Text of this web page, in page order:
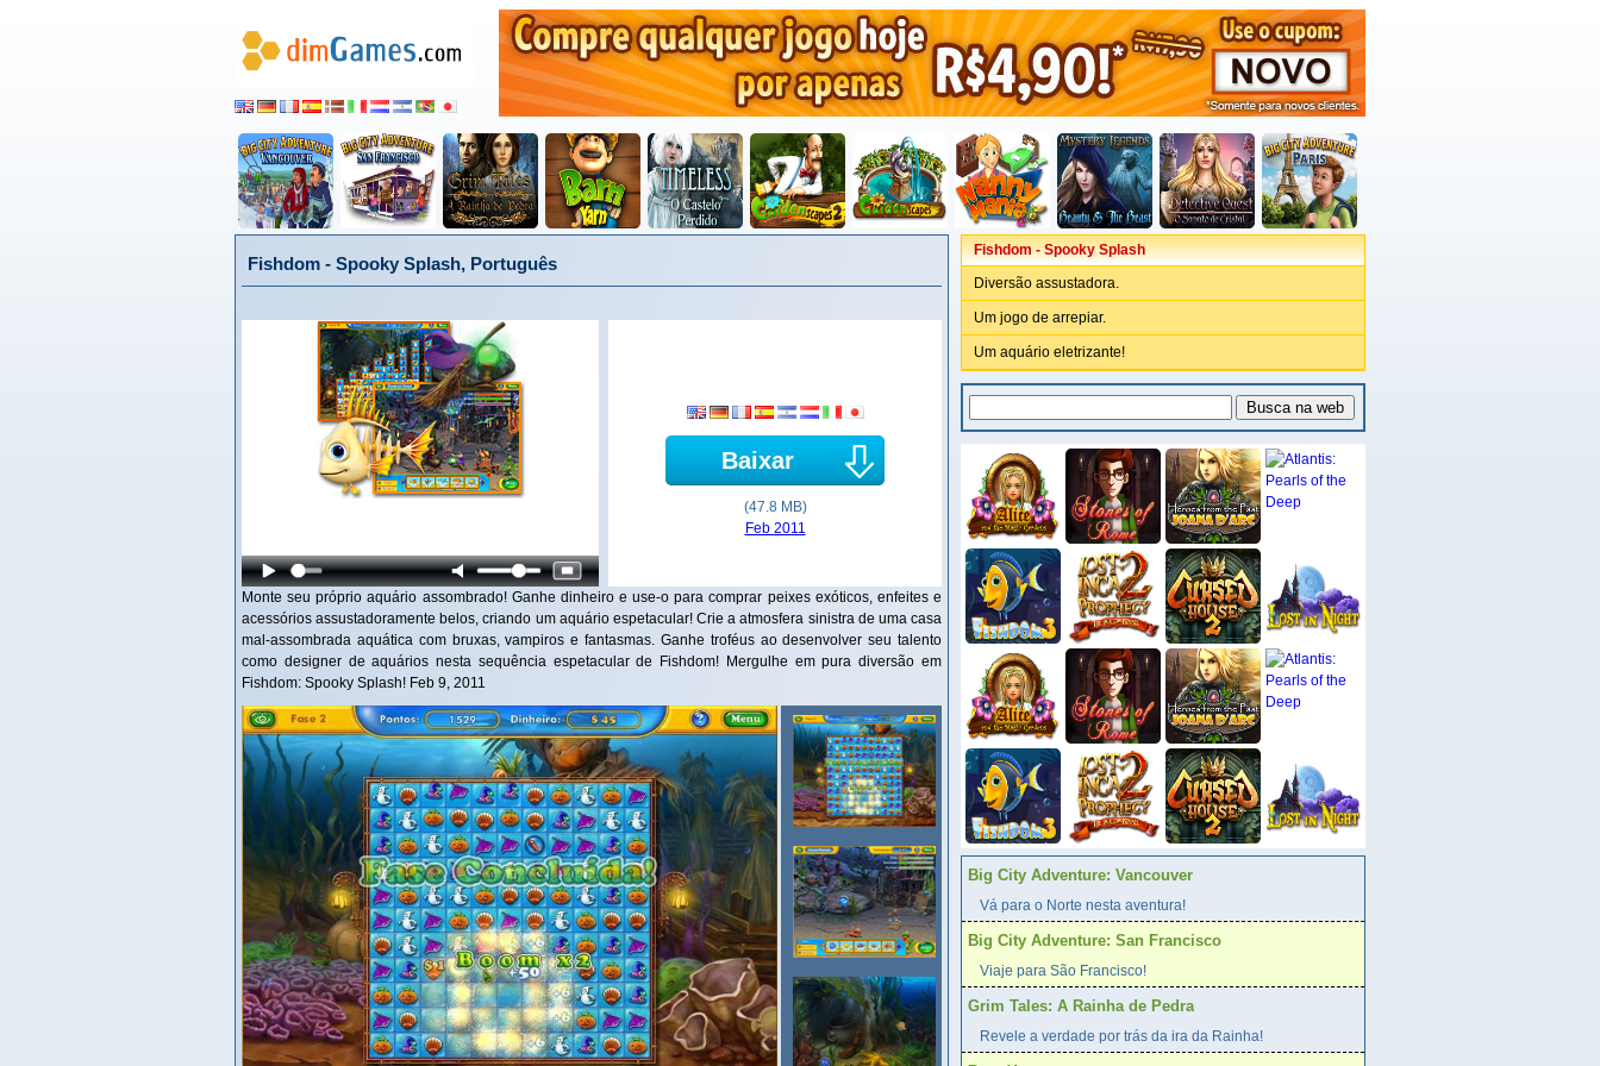
Fishdom - Spooky Splash, Português
Baixar
(47.8 MB)
Feb 2011
Monte seu próprio aquário assombrado! Ganhe dinheiro e use-o para comprar peixes exóticos, enfeites e
acessórios assustadoramente belos, criando um aquário espetacular! Crie a atmosfera sinistra de uma casa
mal-assombrada aquática com bruxas, vampiros e fantasmas. Ganhe troféus ao desenvolver seu talento
como designer de aquários nesta sequência espetacular de Fishdom! Mergulhe em pura diversão em
Fishdom: Spooky Splash! Feb 9, 2011
Fishdom - Spooky Splash
Diversão assustadora.
Um jogo de arrepiar.
Um aquário eletrizante!
Big City Adventure: Vancouver
Vá para o Norte nesta aventura!
Big City Adventure: San Francisco
Viaje para São Francisco!
Grim Tales: A Rainha de Pedra
Revele a verdade por trás da ira da Rainha!